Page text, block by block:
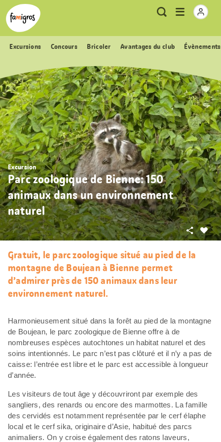
Signets
de
navigation
Header
Logo Métanavigation
RechercheOuvrir
Excursions Concours Bricoler Avantages du club
Excursion
Parc zoologique de Bienne: 150
animaux dans un environnement
naturel
Partager
Gratuit, le parc zoologique situé au pied de la
montagne de Boujean à Bienne permet
d’admirer près de 150 animaux dans leur
environnement naturel.
Harmonieusement situé dans la forêt au pied de la montagne
de Boujean, le parc zoologique de Bienne offre à de
nombreuses espèces autochtones un habitat naturel et des
soins intentionnés. Le parc n’est pas clôturé et il n’y a pas de
caisse: l’entrée est libre et le parc est accessible à longueur
d’année.
Les visiteurs de tout âge y découvriront par exemple des
sangliers, des renards ou encore des marmottes. La famille
des cervidés est notamment représentée par le cerf élaphe
local et le cerf sika, originaire d’Asie, habitué des parcs
animaliers. On y croise également des ratons laveurs,